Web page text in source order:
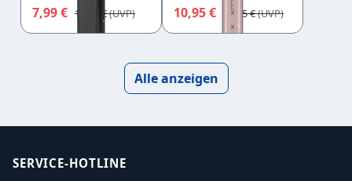
7,99 € 14,95 € 10,95 € 11,95 €
Alle anzeigen
SERVICE-HOTLINE